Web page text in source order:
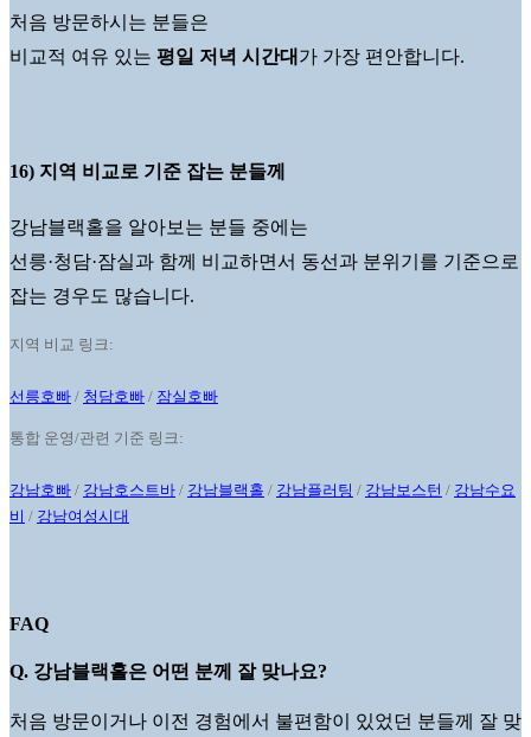
처음 방문하시는 분들은
비교적 여유 있는 평일 저녁 시간대 가 가장 편안합니다.
16) 지역 비교로 기준 잡는 분들께
강남블랙홀을 알아보는 분들 중에는
선릉·청담·잠실과 함께 비교하면서 동선과 분위기를 기준으로
잡는 경우도 많습니다.
지역 비교 링크:
선릉호빠 / 청담호빠 / 잠실호빠
통합 운영/관련 기준 링크:
강남호빠 / 강남호스트바 / 강남블랙홀 / 강남플러팅 / 강남보스턴 / 강남수요
비 / 강남여성시대
FAQ
Q. 강남블랙홀은 어떤 분께 잘 맞나요?
처음 방문이거나 이전 경험에서 불편함이 있었던 분들께 잘 맞